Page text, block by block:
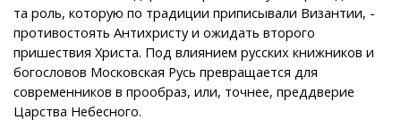
та роль, которую по традиции приписывали Византии, -
противостоять Антихристу и ожидать второго
пришествия Христа. Под влиянием русских книжников и
богословов Московская Русь превращается для
современников в прообраз, или, точнее, преддверие
Царства Небесного.